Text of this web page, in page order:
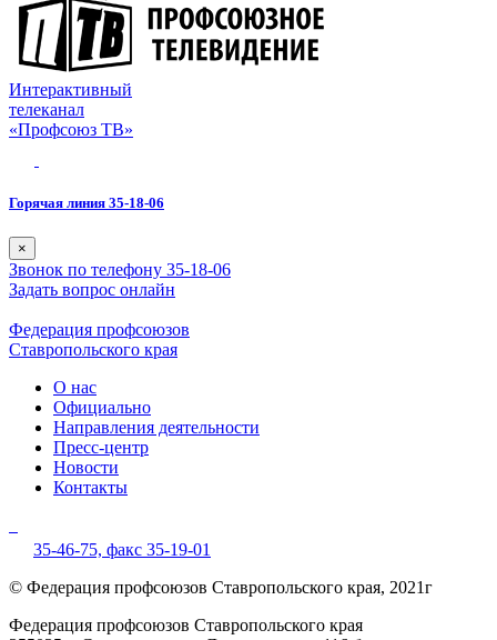
Интерактивный
телеканал
«Профсоюз ТВ»
Горячая линия 35-18-06
×
Звонок по телефону 35-18-06
Задать вопрос онлайн
Федерация профсоюзов
Ставропольского края
О нас
Официально
Направления деятельности
Пресс-центр
Новости
Контакты
35-46-75, факс 35-19-01
© Федерация профсоюзов Ставропольского края, 2021г
Федерация профсоюзов Ставропольского края